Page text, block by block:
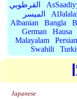
القرطوبي
الميسر
Albanian
Bangla
German
Hausa
Malayalam
Persian
Swahili
Japanese